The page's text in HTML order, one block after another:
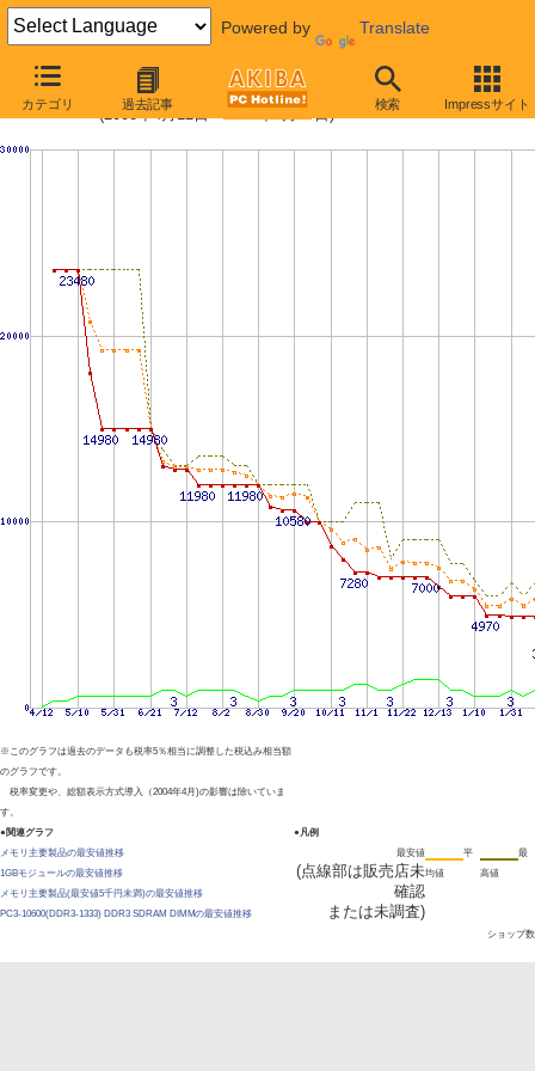
Powered by Translate
カテゴリ 過去記事 検索 Impressサイト
PC3-10600 2GBの価格推移
(2008年4月12日〜2009年6月27日)
※このグラフは過去のデータも税率5％相当に調整した税込み相当額
のグラフです。
税率変更や、総額表示方式導入（2004年4月)の影響は除いていま
す。
●関連グラフ
メモリ主要製品の最安値推移
1GBモジュールの最安値推移
メモリ主要製品(最安値5千円未満)の最安値推移
PC3-10600(DDR3-1333) DDR3 SDRAM DIMMの最安値推移
●凡例
最安値
(点線部は販売店未
確認
または未調査)
平
均値
最
高値
ショップ数